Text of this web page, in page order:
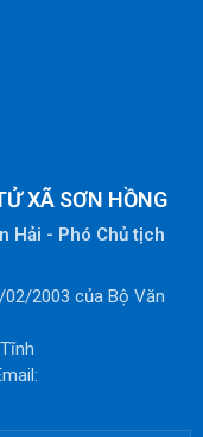
XÃ SƠN HỒNG
Hải - Phó Chủ tịch
2003 của Bộ Văn